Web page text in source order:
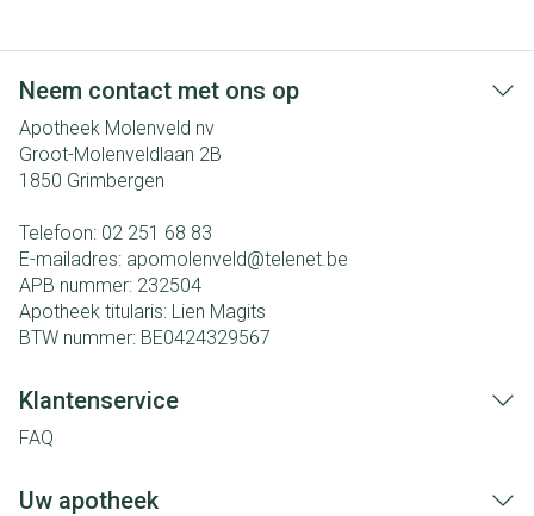
Neem contact met ons op
Apotheek Molenveld nv
Groot-Molenveldlaan 2B
1850 Grimbergen
Telefoon: 02 251 68 83
E-mailadres: apomolenveld@telenet.be
APB nummer: 232504
Apotheek titularis: Lien Magits
BTW nummer: BE0424329567
Klantenservice
FAQ
Uw apotheek